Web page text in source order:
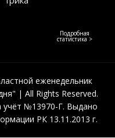
Подробная
статистика >
еженедельник
| All Rights Reserved.
учёт №13970-Г. Выдано
РК 13.11.2013 г.